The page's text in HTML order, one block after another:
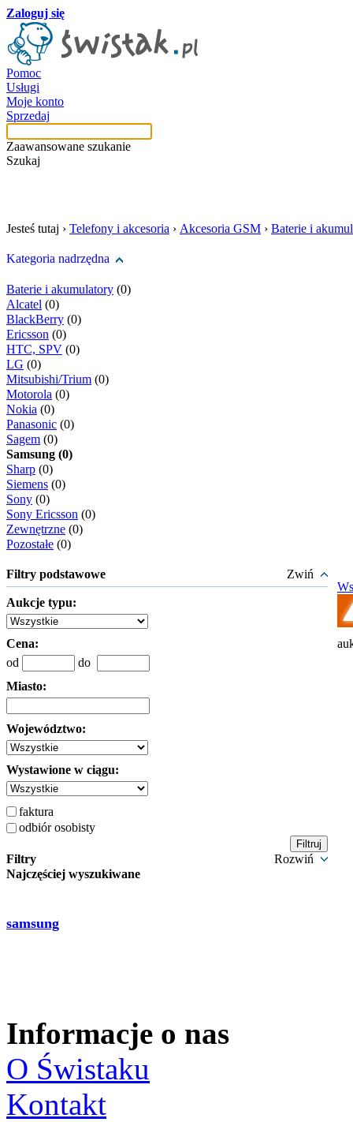
Zaloguj się
Pomoc
Usługi
Moje konto
Sprzedaj
Zaawansowane szukanie
Szukaj
Jesteś tutaj › Telefony i akcesoria › Akcesoria GSM › Baterie i
Kategoria nadrzędna
Baterie i akumulatory (0)
Alcatel (0)
BlackBerry (0)
Ericsson (0)
HTC, SPV (0)
LG (0)
Mitsubishi/Trium (0)
Motorola (0)
Nokia (0)
Panasonic (0)
Sagem (0)
Samsung (0)
Sharp (0)
Siemens (0)
Sony (0)
Sony Ericsson (0)
Zewnętrzne (0)
Pozostałe (0)
Filtry podstawowe Zwiń
Aukcje typu:
Cena:
od
do
Miasto:
Województwo:
Wystawione w ciągu:
faktura
odbiór osobisty
Filtry Rozwiń
Najczęściej wyszukiwane
samsung
Informacje o nas
O Świstaku
Kontakt